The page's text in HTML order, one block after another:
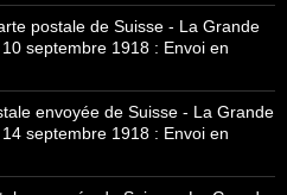
postale de Suisse - La Grande
10 septembre 1918 : Envoi en
envoyée de Suisse - La Grande
14 septembre 1918 : Envoi en